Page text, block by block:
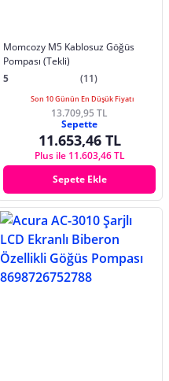
Momcozy M5 Kablosuz Göğüs
Pompası (Tekli)
5
(11)
Son 10 Günün En Düşük Fiyatı
13.709,95 TL
Sepette
11.653,46 TL
Plus ile 11.603,46 TL
Sepete Ekle